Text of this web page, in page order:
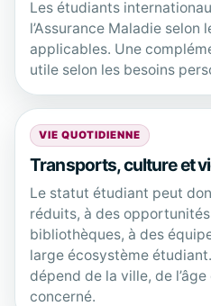
Les étudiants
l’Assurance Maladie selon
applicables. Une
utile selon les besoins
VIE QUOTIDIENNE
Transports, culture et
Le statut étudiant peut
réduits, à des
bibliothèques, à des
large écosystème
dépend de la ville, de l’âge
concerné.